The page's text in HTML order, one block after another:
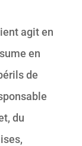
agit en
en
de
du